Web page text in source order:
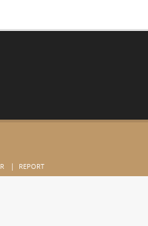
REPORT